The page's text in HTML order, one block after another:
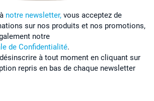
notre newsletter, vous acceptez de
sur nos produits et nos promotions,
notre
de Confidentialité.
à tout moment en cliquant sur
repris en bas de chaque newsletter